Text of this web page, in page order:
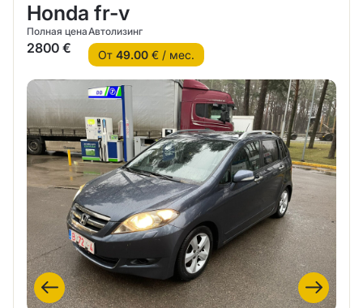
Honda fr-v
Полная цена
2800 €
Автолизинг
От 49.00€ / мес.